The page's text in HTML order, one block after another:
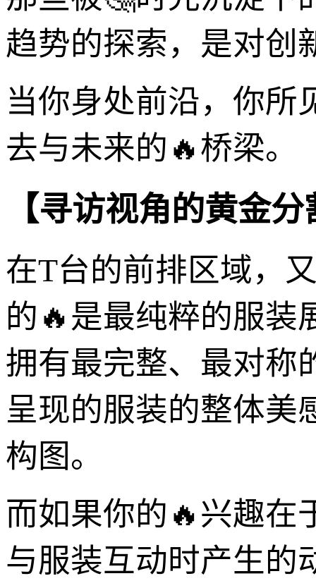
趋势的探索，是对创
当你身处前沿，你所
去与未来的🔥桥梁。
【寻访视角的黄金
在T台的前排区域，
的🔥是最纯粹的服装
拥有最完整、最对称
呈现的服装的整体美
构图。
而如果你的🔥兴趣在
与服装互动时产生的